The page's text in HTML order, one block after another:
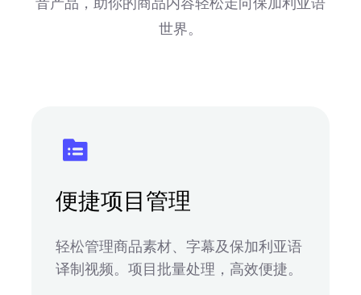
世界。
便捷项目管理
轻松管理商品素材、字幕及保加利亚语
译制视频。项目批量处理，高效便捷。